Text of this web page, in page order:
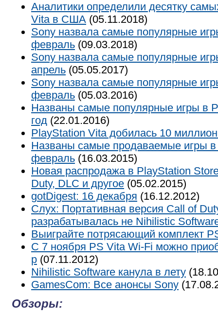
Аналитики определили десятку
Vita в США (05.11.2018)
Sony назвала самые популярные
февраль (09.03.2018)
Sony назвала самые популярные
апрель (05.05.2017)
Sony назвала самые популярные
февраль (05.03.2016)
Названы самые популярные игры в
год (22.01.2016)
PlayStation Vita добилась 10
Названы самые продаваемые игры в
февраль (16.03.2015)
Новая распродажа в PlayStation
Duty, DLC и другое (05.02.2015)
gotDigest: 16 декабря (16.12.2012)
Слух: Портативная версия Call of
разрабатывалась не Nihilistic
Выиграйте потрясающий комплект
C 7 ноября PS Vita Wi-Fi можно
р (07.11.2012)
Nihilistic Software канула в лету
GamesCom: Все анонсы Sony
Обзоры: